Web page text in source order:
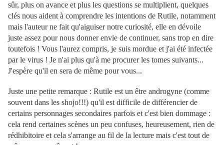
sûr, plus on avance et plus les questions se multiplient, quelques
clés nous aident à comprendre les intentions de Rutile, notamment
mais l'auteur ne fait qu'aiguiser notre curiosité, elle en dévoile
juste assez pour nous donner envie de continuer, sans trop en dire
toutefois ! Vous l'aurez compris, je suis mordue et j'ai été infectée
par le virus ! Je n'ai plus qu'à me procurer les tomes suivants...
J'espère qu'il en sera de même pour vous...
Juste une petite remarque : Rutile est un être androgyne (comme
souvent dans les shojo!!!) qu'il est difficile de différencier de
certains personnages secondaires parfois et c'est bien dommage :
cela rend certaines scènes un peu confuses, heureusement, rien de
rédhibitoire et cela s'arrange au fil de la lecture mais c'est tout de